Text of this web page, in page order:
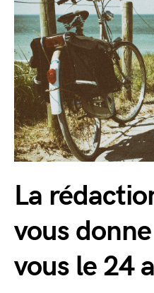
La
vous
vous le 24